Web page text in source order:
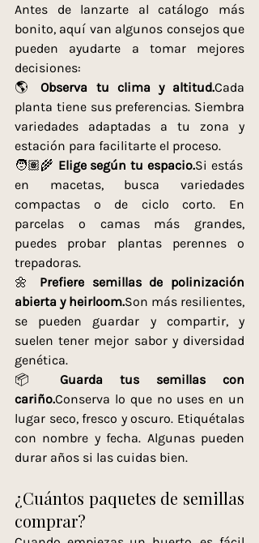
Antes de lanzarte al catálogo más
bonito, aquí van algunos consejos que
pueden ayudarte a tomar mejores
decisiones:
🌎 Observa tu clima y altitud.Cada
planta tiene sus preferencias. Siembra
variedades adaptadas a tu zona y
estación para facilitarte el proceso.
🧑🏽‍🌾 Elige según tu espacio.Si estás
en macetas, busca variedades
compactas o de ciclo corto. En
parcelas o camas más grandes,
puedes probar plantas perennes o
trepadoras.
🌼 Prefiere semillas de polinización
abierta y heirloom.Son más resilientes,
se pueden guardar y compartir, y
suelen tener mejor sabor y diversidad
genética.
📦 Guarda tus semillas con
cariño.Conserva lo que no uses en un
lugar seco, fresco y oscuro. Etiquétalas
con nombre y fecha. Algunas pueden
durar años si las cuidas bien.
¿Cuántos paquetes de semillas
comprar?